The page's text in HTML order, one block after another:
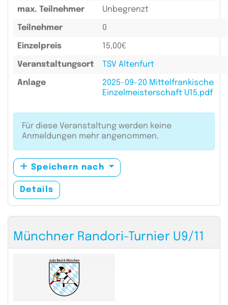
max. Teilnehmer Unbegrenzt
Teilnehmer 0
Einzelpreis 15,00€
Veranstaltungsort TSV Altenfurt
Anlage
2025-09-20 Mittelfrankische
Einzelmeisterschaft U15.pdf
Für diese Veranstaltung werden keine
Anmeldungen mehr angenommen.
Speichern nach
Details
Münchner Randori-Turnier U9/11